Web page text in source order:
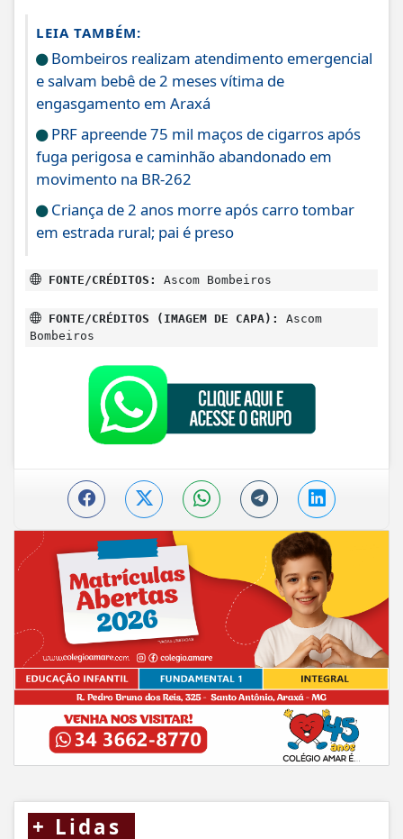
LEIA TAMBÉM:
Bombeiros realizam atendimento emergencial
e salvam bebê de 2 meses vítima de
engasgamento em Araxá
PRF apreende 75 mil maços de cigarros após
fuga perigosa e caminhão abandonado em
movimento na BR-262
Criança de 2 anos morre após carro tombar
em estrada rural; pai é preso
FONTE/CRÉDITOS: Ascom Bombeiros
FONTE/CRÉDITOS (IMAGEM DE CAPA):
Ascom
Bombeiros
+ Lidas